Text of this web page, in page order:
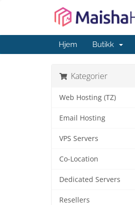
Hjem Butikk
Kategorier
Web Hosting (TZ)
Email Hosting
VPS Servers
Co-Location
Dedicated Servers
Resellers